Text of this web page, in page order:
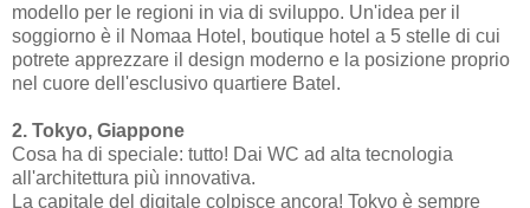
modello per le regioni in via di sviluppo. Un'idea per il
soggiorno è il Nomaa Hotel, boutique hotel a 5 stelle di cui
potrete apprezzare il design moderno e la posizione proprio
nel cuore dell'esclusivo quartiere Batel.
2. Tokyo, Giappone
Cosa ha di speciale: tutto! Dai WC ad alta tecnologia
all'architettura più innovativa.
La capitale del digitale colpisce ancora! Tokyo è sempre